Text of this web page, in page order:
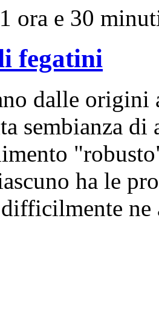
1 ora e 30
fegatini
dalle origini
sembianza
ha le
ne